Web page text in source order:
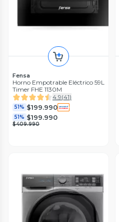
Fensa
Horno Empotrable Eléctrico 59L
Timer FHE 1130M
4.9(41)
51% $199.990
51% $199.990
$409.990